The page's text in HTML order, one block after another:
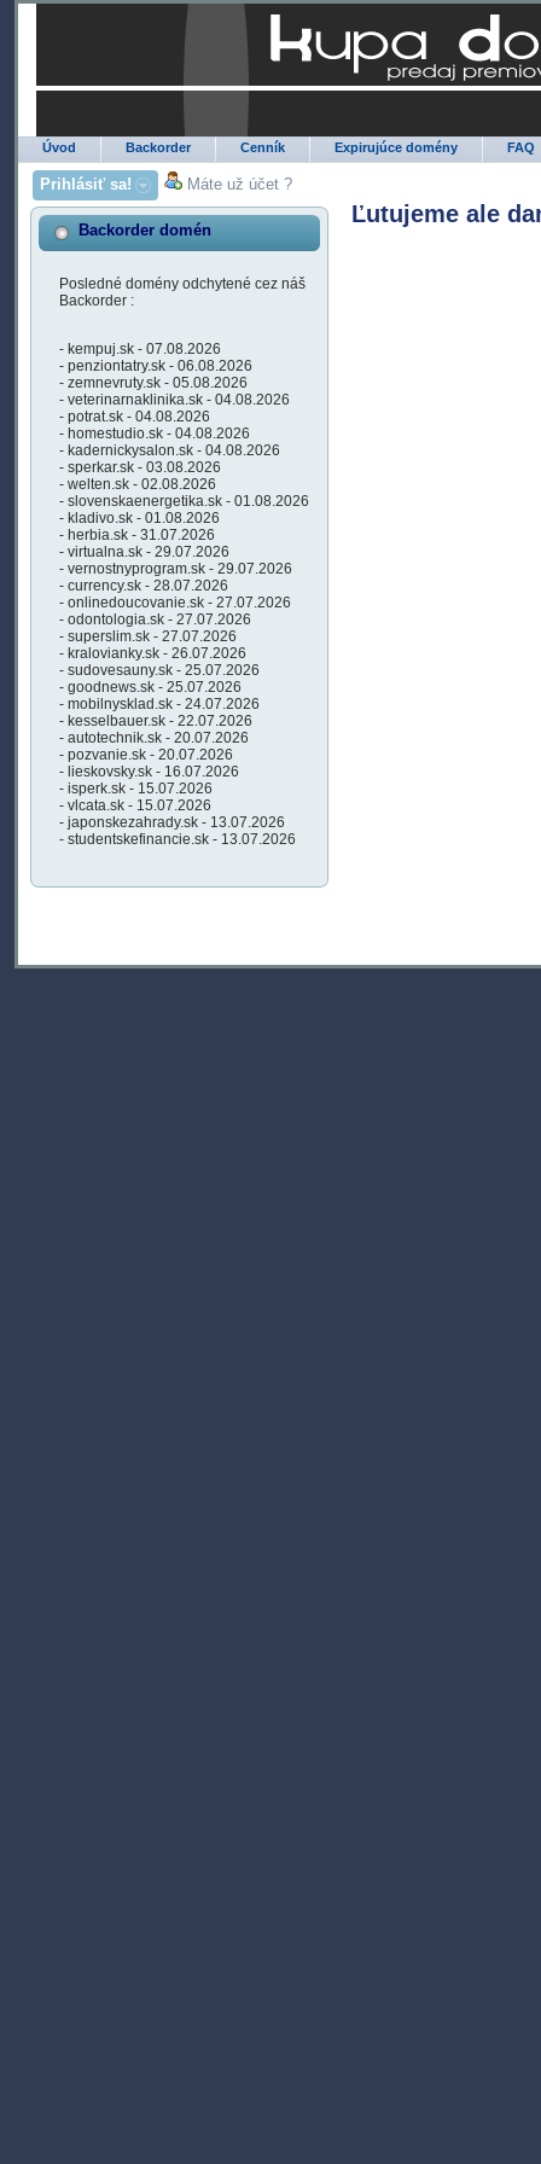
Úvod Backorder Cenník Expirujúce domény FAQ
Prihlásiť sa! Máte už účet ?
Backorder domén
Posledné domény odchytené cez náš
Backorder :
- kempuj.sk - 07.08.2026
- penziontatry.sk - 06.08.2026
- zemnevruty.sk - 05.08.2026
- veterinarnaklinika.sk - 04.08.2026
- potrat.sk - 04.08.2026
- homestudio.sk - 04.08.2026
- kadernickysalon.sk - 04.08.2026
- sperkar.sk - 03.08.2026
- welten.sk - 02.08.2026
- slovenskaenergetika.sk - 01.08.2026
- kladivo.sk - 01.08.2026
- herbia.sk - 31.07.2026
- virtualna.sk - 29.07.2026
- vernostnyprogram.sk - 29.07.2026
- currency.sk - 28.07.2026
- onlinedoucovanie.sk - 27.07.2026
- odontologia.sk - 27.07.2026
- superslim.sk - 27.07.2026
- kralovianky.sk - 26.07.2026
- sudovesauny.sk - 25.07.2026
- goodnews.sk - 25.07.2026
- mobilnysklad.sk - 24.07.2026
- kesselbauer.sk - 22.07.2026
- autotechnik.sk - 20.07.2026
- pozvanie.sk - 20.07.2026
- lieskovsky.sk - 16.07.2026
- isperk.sk - 15.07.2026
- vlcata.sk - 15.07.2026
- japonskezahrady.sk - 13.07.2026
- studentskefinancie.sk - 13.07.2026
Ľutujeme ale